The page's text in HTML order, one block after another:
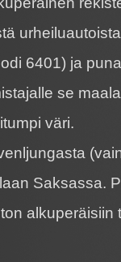
6401) ja
se
väri.
Saksassa.
alkuperäisiin